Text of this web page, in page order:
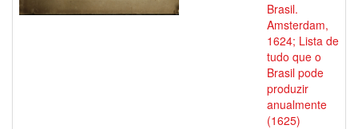
Brasil.
Amsterdam,
1624; Lista de
tudo que o
Brasil pode
produzir
anualmente
(1625)